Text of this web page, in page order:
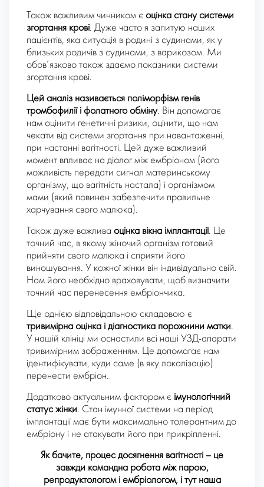
Також важливим чинником є ​​ оцінка стану системи
згортання крові. Дуже часто я запитую наших
пацієнтів, яка ситуація в родині з судинами, як у
близьких родичів з судинами, з варикозом. Ми
обов’язково також здаємо показники системи
згортання крові.
Цей аналіз називається поліморфізм генів
тромбофилії і фолатного обміну. Він допомагає
нам оцінити генетичні ризики, оцінити, що нам
чекати від системи згортання при навантаженні,
при настанні вагітності. Цей дуже важливий
момент впливає на діалог між ембріоном (його
можливість передати сигнал материнському
організму, що вагітність настала) і організмом
мами (який повинен забезпечити правильне
харчування свого малюка).
Також дуже важлива оцінка вікна імплантації. Це
точний час, в якому жіночий організм готовий
прийняти свого малюка і сприяти його
виношування. У кожної жінки він індивідуально свій.
Нам його необхідно враховувати, щоб визначити
точний час перенесення ембріончика.
Ще однією відповідальною складовою є
тривимірна оцінка і діагностика порожнини матки.
У нашій клініці ми оснастили всі наші УЗД-апарати
тривимірним зображенням. Це допомагає нам
ідентифікувати, куди саме (в яку локалізацію)
перенести ембріон.
Додатково актуальним фактором є імунологічний
статус жінки. Стан імунної системи на період
імплантації має бути максимально толерантним до
ембріону і не атакувати його при прикріпленні.
Як бачите, процес досягнення вагітності – це
завжди командна робота між парою,
репродуктологом і ембріологом, і тут наша